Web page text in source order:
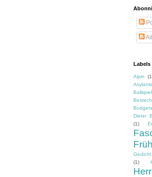
Labels
Alpin
Ballspiel
Dieter
(1)
Gedicht
(1)